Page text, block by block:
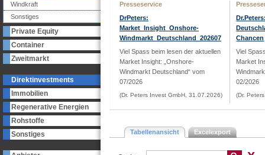
Windkraft
Sonstiges
Private Equity
Container
Zweitmarkt
Direktinvestments
Immobilien
Regenerative Energien
Rohstoffe
Sonstiges
Presseservice
DrPeters:
Market_Insight_Onshore-
Windmarkt_Deutschland_202607
Viel Spass beim lesen der aktuellen
Market Insight: „Onshore-
Windmarkt Deutschland“ vom
07/2026
(Dr. Peters Invest GmbH, 31.07.2026)
Chancen
Viel
Market
02/2026
(Dr.
Tabellenansicht Excelexport